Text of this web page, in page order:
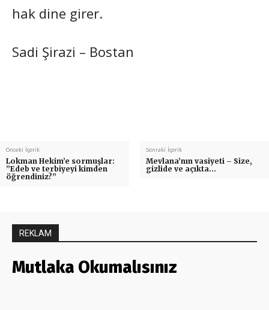
hak dine girer.
Sadi Şirazi – Bostan
Önceki İçerik
Lokman Hekim’e sormuşlar:
”Edeb ve terbiyeyi kimden
öğrendiniz?”
Sonraki İçerik
Mevlana’nın vasiyeti – Size,
gizlide ve açıkta…
REKLAM
Mutlaka Okumalısınız